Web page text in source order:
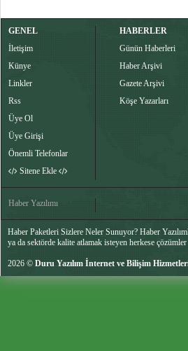
GENEL
İletişim
Künye
Linkler
Rss
Üye Ol
Üye Girişi
Önemli Telefonlar
Sitene Ekle
HABERLER
Günün Haberleri
Haber Arşivi
Gazete Arşivi
Köşe Yazarları
Haber Yazılımı
Haber Paketleri Sizlere Neler Sunuyor? Haber
ya da sektörde kalite atlamak isteyen herkese
2026 © Duru Yazılım İnternet ve Bilişim